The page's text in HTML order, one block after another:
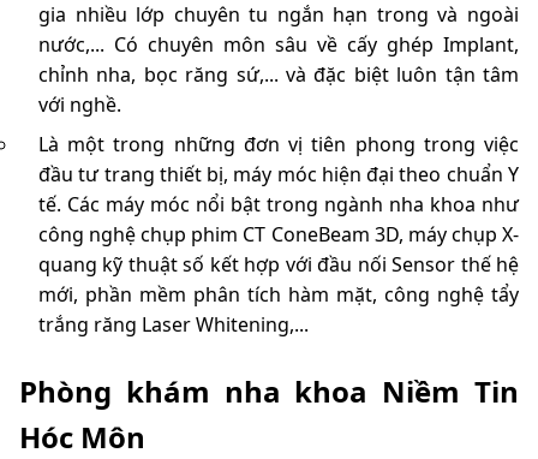
gia nhiều lớp chuyên tu ngắn hạn trong và ngoài
nước,... Có chuyên môn sâu về cấy ghép Implant,
chỉnh nha, bọc răng sứ,... và đặc biệt luôn tận tâm
với nghề.
Là một trong những đơn vị tiên phong trong việc
đầu tư trang thiết bị, máy móc hiện đại theo chuẩn Y
tế. Các máy móc nổi bật trong ngành nha khoa như
công nghệ chụp phim CT ConeBeam 3D, máy chụp X-
quang kỹ thuật số kết hợp với đầu nối Sensor thế hệ
mới, phần mềm phân tích hàm mặt, công nghệ tẩy
trắng răng Laser Whitening,...
Phòng khám nha khoa Niềm Tin
Hóc Môn